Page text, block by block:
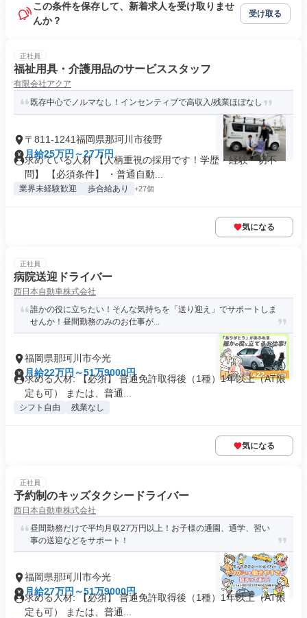
この条件を保存して、新着求人を受け取りませ
んか？
受け取る
正社員
福祉用具・介護用品のサービススタッフ
有限会社アクア
既存中心でノルマなし！インセンティブで高収入/残業ほぼなし
〒811-1241福岡県那珂川市後野
月給25万円～27万円
求めている人材 【人柄重視の採用です！学歴・経験一切不
問】 【必須条件】 ・普通自動...
業界未経験歓迎 歩合給あり +27個
気になる
正社員
病院送迎ドライバー
西日本自動車株式会社
誰かの役に立ちたい！そんな気持ちを「送り迎え」でサポートしま
せんか！昼間勤務のみのお仕事が...
福岡県那珂川市今光
月給22万円～51万9000円
求める人材: 【必須】 普通免許取得後（1種）1年以上（AT限
定も可） または、普通...
シフト自由 残業なし
気になる
正社員
予約制のキッズタクシードライバー
西日本自動車株式会社
昼間勤務だけで平均月収27万円以上！お子様の通園、通学、習い
事の送迎などをサポート！
福岡県那珂川市今光
月給27万円～51万9000円
求める人材: 【必須】 普通免許取得後（1種）1年以上（AT限
定も可） または、普通...